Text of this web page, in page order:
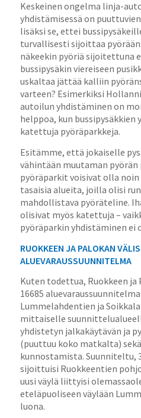
Keskeinen ongelma linja-
yhdistämisessä on
lisäksi se, ettei
turvallisesti sijoittaa
näkeekin pyöriä sijoitettuna
bussipysäkin viereiseen
uskaltaa jättää kalliin
varteen? Esimerkiksi
autoilun yhdistäminen on
helppoa, kun bussipysäkkien
katettuja pyöräparkkeja.
Esitämme, että jokaiselle
vähintään muutaman pyörän
pyöräparkit voisivat olla
tasaisia alueita, joilla olisi
mahdollistava pyöräteline.
olisivat myös katettuja –
pyöräparkin yhdistäminen ei
RUOKKEEN JA PALOKAN
ALUEVARAUSSUUNNITELMA
Kuten todettua, Ruokkeen ja
16685
Lummelahdentien ja
mittaiselle
yhdistetyn jalkakäytävän ja
(puuttuu koko matkalta)
kunnostamista. Suunniteltu,
sijoittuisi Ruokkeentien
uusi väylä liittyisi
eteläpuoliseen väylään
luona.